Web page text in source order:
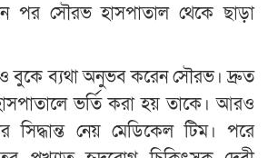
পর সৌরভ হাসপাতাল থেকে ছাড়া
বুকে ব্যথা অনুভব করেন সৌরভ। দ্রুত
ভর্তি করা হয় তাকে। আরও
সিদ্ধান্ত নেয় মেডিকেল টিম। পরে